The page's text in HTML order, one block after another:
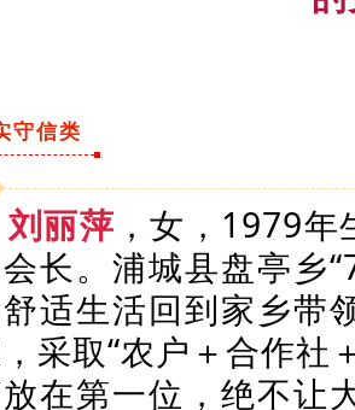
守信类
刘丽萍 ，女，1979
长。浦城县盘亭乡
适生活回到家乡带
采取“农户＋合作社
在第一位，绝不让